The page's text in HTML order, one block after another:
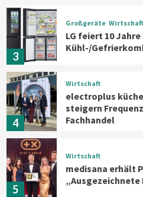
3
Großgeräte Wirtschaft
LG feiert 10
Kühl-/
4
Wirtschaft
electroplus
steigern
Fachhandel
5
Wirtschaft
medisana erhält